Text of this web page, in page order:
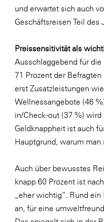
und erwartet sich auch
Geschäftsreisen Teil des
Preissensitivität als
Ausschlaggebend für
71 Prozent der
erst Zusatzleistungen
Wellnessangebote (46
in/Check-out (37 %) wird
Geldknappheit ist auch
Hauptgrund, warum man
Auch über bewusstes
knapp 60 Prozent ist
„eher wichtig“. Rund
an, für eine